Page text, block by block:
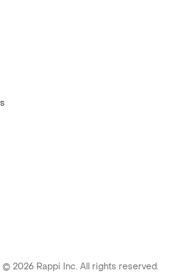
© 2026 Rappi Inc. All rights reserved.